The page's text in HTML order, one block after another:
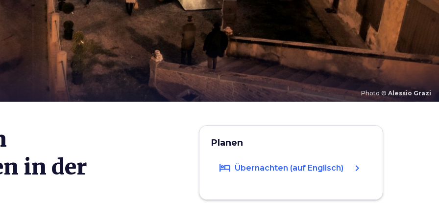
Photo © Alessio Grazi
in der
Planen
hotel Übernachten (auf Englisch) chevron_right